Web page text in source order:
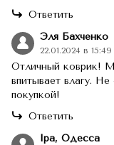
Ответить
Эля Бахченко
22.01.2024 в 15:49
Отличный коврик!
впитывает влагу.
покупкой!
Ответить
Іра, Одесса